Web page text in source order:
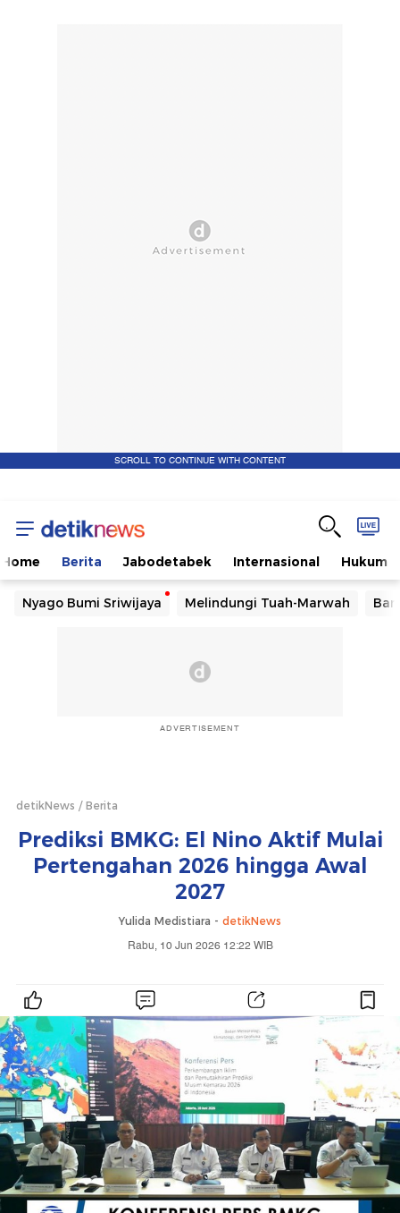
SCROLL TO CONTINUE WITH CONTENT
Home Berita Jabodetabek Internasional Hukum
Nyago Bumi Sriwijaya Melindungi Tuah-Marwah
ADVERTISEMENT
detikNews Berita
Prediksi BMKG: El Nino Aktif Mulai
Pertengahan 2026 hingga Awal
2027
Yulida Medistiara - detikNews
Rabu, 10 Jun 2026 12:22 WIB